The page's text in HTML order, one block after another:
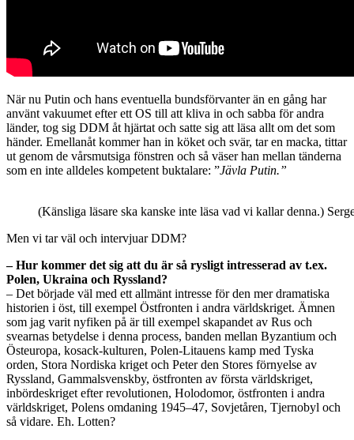
När nu Putin och hans eventuella bundsförvanter än en gång har
använt vakuumet efter ett OS till att kliva in och sabba för andra
länder, tog sig DDM åt hjärtat och satte sig att läsa allt om det som
händer. Emellanåt kommer han in köket och svär, tar en macka, tittar
ut genom de vårsmutsiga fönstren och så väser han mellan tänderna
som en inte alldeles kompetent buktalare: ”Jävla Putin.”
(Känsliga läsare ska kanske inte läsa vad vi kallar denna.)
Men vi tar väl och intervjuar DDM?
– Hur kommer det sig att du är så rysligt intresserad av t.ex.
Polen, Ukraina och Ryssland?
– Det började väl med ett allmänt intresse för den mer dramatiska
historien i öst, till exempel Östfronten i andra världskriget. Ämnen
som jag varit nyfiken på är till exempel skapandet av Rus och
svearnas betydelse i denna process, banden mellan Byzantium och
Östeuropa, kosack-kulturen, Polen-Litauens kamp med Tyska
orden, Stora Nordiska kriget och Peter den Stores förnyelse av
Ryssland, Gammalsvenskby, östfronten av första världskriget,
inbördeskriget efter revolutionen, Holodomor, östfronten i andra
världskriget, Polens omdaning 1945–47, Sovjetåren, Tjernobyl och
så vidare. Eh. Lotten?